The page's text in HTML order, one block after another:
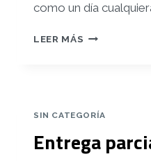
como un día
LEER MÁS ENTREGA
SIN CATEGORÍA
Entrega